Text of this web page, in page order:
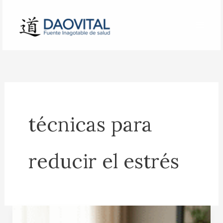
contenido
técnicas para
reducir el estrés